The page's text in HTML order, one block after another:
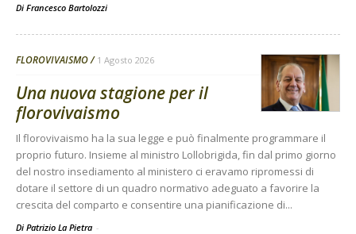
Di Francesco Bartolozzi
FLOROVIVAISMO 1 Agosto 2026
Una nuova stagione per il
florovivaismo
Il florovivaismo ha la sua legge e può finalmente programmare il
proprio futuro. Insieme al ministro Lollobrigida, fin dal primo giorno
del nostro insediamento al ministero ci eravamo ripromessi di
dotare il settore di un quadro normativo adeguato a favorire la
crescita del comparto e consentire una pianificazione di...
Di Patrizio La Pietra -